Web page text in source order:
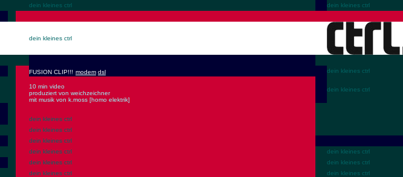
dein kleines ctrl dein kleines ctrl
dein kleines ctrl
FUSION CLIP!!! modem dsl dein kleines ctrl
10 min video
produziert von weichzeichner
mit musik von k.moss [homo elektrik]
dein kleines ctrl
dein kleines ctrl
dein kleines ctrl
dein kleines ctrl
dein kleines ctrl
dein kleines ctrl
dein kleines ctrl
dein kleines ctrl
dein kleines ctrl
dein kleines ctrl